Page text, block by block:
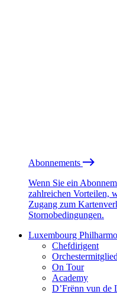
Abonnements
Wenn Sie ein
zahlreichen Vorteilen,
Zugang zum
Stornobedingungen.
Luxembourg
Chefdirigent
On Tour
Academy
D’Frënn vun de